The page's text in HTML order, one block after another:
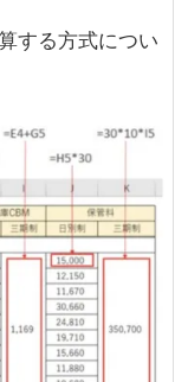
する方式につい